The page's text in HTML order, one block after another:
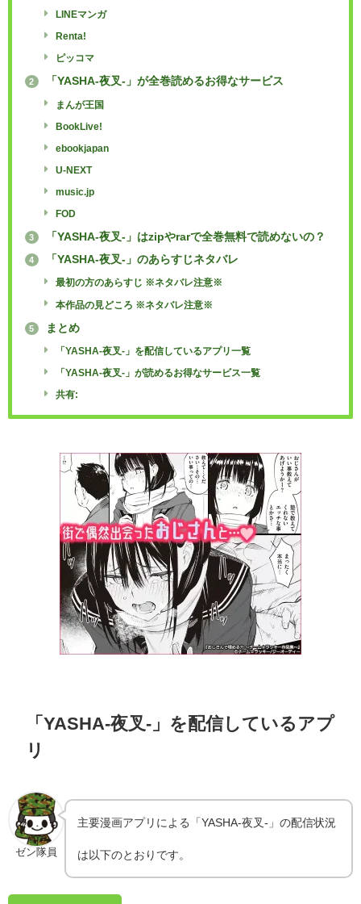
LINEマンガ
Renta!
ピッコマ
2 「YASHA-夜叉-」が全巻読めるお得なサービス
まんが王国
BookLive!
ebookjapan
U-NEXT
music.jp
FOD
3 「YASHA-夜叉-」はzipやrarで全巻無料で読めないの？
4 「YASHA-夜叉-」のあらすじネタバレ
最初の方のあらすじ ※ネタバレ注意※
本作品の見どころ ※ネタバレ注意※
5 まとめ
「YASHA-夜叉-」を配信しているアプリ一覧
「YASHA-夜叉-」が読めるお得なサービス一覧
共有:
「YASHA-夜叉-」を配信しているアプ
リ
ゼン隊員
主要漫画アプリによる「YASHA-夜叉-」の配信状況
は以下のとおりです。